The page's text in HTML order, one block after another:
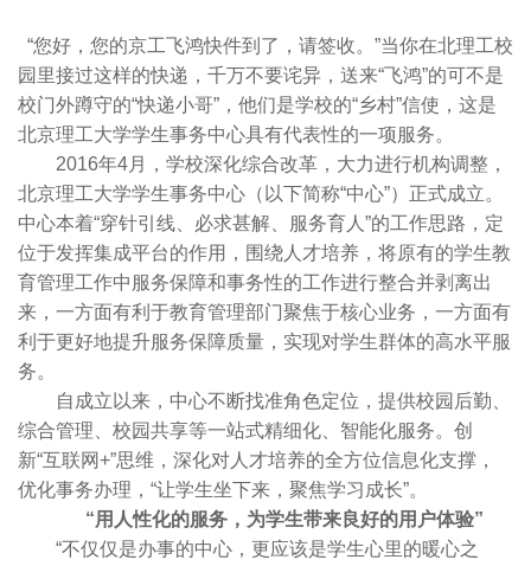
“您好，您的京工飞鸿快件到了，请签收。”当你在北理工校
园里接过这样的快递，千万不要诧异，送来“飞鸿”的可不是
校门外蹲守的“快递小哥”，他们是学校的“乡村”信使，这是
北京理工大学学生事务中心具有代表性的一项服务。
2016年4月，学校深化综合改革，大力进行机构调整，
北京理工大学学生事务中心（以下简称“中心”）正式成立。
中心本着“穿针引线、必求甚解、服务育人”的工作思路，定
位于发挥集成平台的作用，围绕人才培养，将原有的学生教
育管理工作中服务保障和事务性的工作进行整合并剥离出
来，一方面有利于教育管理部门聚焦于核心业务，一方面有
利于更好地提升服务保障质量，实现对学生群体的高水平服
务。
自成立以来，中心不断找准角色定位，提供校园后勤、
综合管理、校园共享等一站式精细化、智能化服务。创
新“互联网+”思维，深化对人才培养的全方位信息化支撑，
优化事务办理，“让学生坐下来，聚焦学习成长”。
“用人性化的服务，为学生带来良好的用户体验”
“不仅仅是办事的中心，更应该是学生心里的暖心之